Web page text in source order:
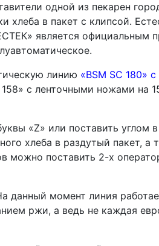
одной из пекарен
хлеба в пакет с клипсой.
является официальным
линию «BSM SC 180»
с ленточными ножами на
«Z» или поставить углом
хлеба в раздутый пакет,
можно поставить 2-х
данный момент линия
ржи, а ведь не каждая